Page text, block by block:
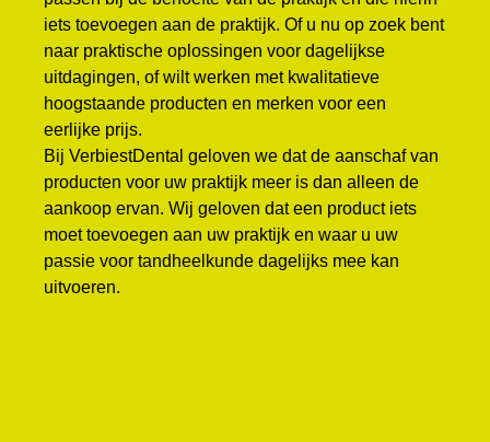
iets toevoegen aan de praktijk. Of u nu op zoek bent
naar praktische oplossingen voor dagelijkse
uitdagingen, of wilt werken met kwalitatieve
hoogstaande producten en merken voor een
eerlijke prijs.
Bij VerbiestDental geloven we dat de aanschaf van
producten voor uw praktijk meer is dan alleen de
aankoop ervan. Wij geloven dat een product iets
moet toevoegen aan uw praktijk en waar u uw
passie voor tandheelkunde dagelijks mee kan
uitvoeren.